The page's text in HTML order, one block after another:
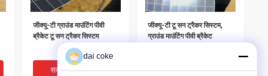
जीक्यू-टी ग्राउंड माउंटिंग पीवी
ब्रैकेट टू सन ट्रैकर सिस्टम
सबसे अच्छी कीमत
जीक्यू-टी टू सन ट्रैकर सिस्टम,
ग्राउंड माउंटिंग पीवी ब्रैकेट
सबसे अच्छी कीमत
dai coke